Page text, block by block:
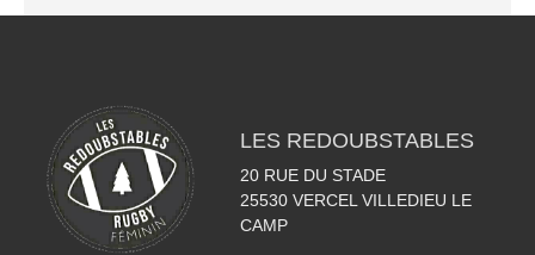
LES REDOUBSTABLES
20 RUE DU STADE
25530 VERCEL VILLEDIEU LE
CAMP